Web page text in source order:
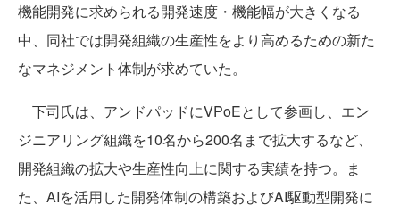
機能開発に求められる開発速度・機能幅が大きくなる
中、同社では開発組織の生産性をより高めるための新た
なマネジメント体制が求めていた。
下司氏は、アンドパッドにVPoEとして参画し、エン
ジニアリング組織を10名から200名まで拡大するなど、
開発組織の拡大や生産性向上に関する実績を持つ。ま
た、AIを活用した開発体制の構築およびAI駆動型開発に